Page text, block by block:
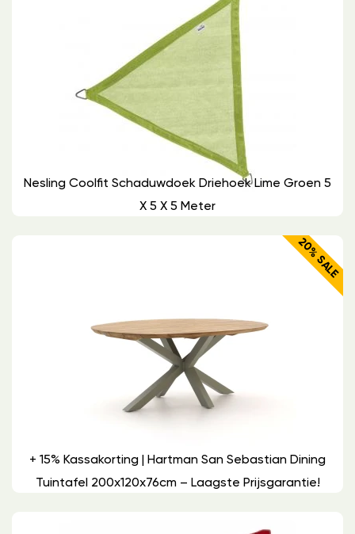
Nesling Coolfit Schaduwdoek Driehoek Lime Groen 5
X 5 X 5 Meter
20% SALE
+ 15% Kassakorting | Hartman San Sebastian Dining
Tuintafel 200x120x76cm – Laagste Prijsgarantie!